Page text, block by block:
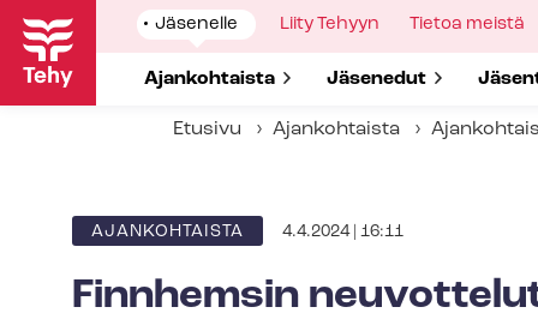
Hyppää
pääsisältöön
Show
submenu
Jäsenelle
Show submenu for
Ajankohtaista Show submenu for
Jäsenedut Show
Show
Liity Tehyyn
Show
Tietoa meistä
Etusivu Ajankohtaista
ARTIKKELIN
AJANKOHTAISTA 4.4.2024 | 16:11
Finnhemsin